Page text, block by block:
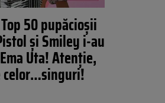
50 pupăcioșii
și Smiley i-au
Uta! Atenție,